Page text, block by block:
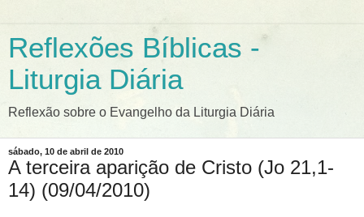
Reflexões Bíblicas -
Liturgia Diária
Reflexão sobre o Evangelho da Liturgia Diária
sábado, 10 de abril de 2010
A terceira aparição de Cristo (Jo 21,1-
14) (09/04/2010)